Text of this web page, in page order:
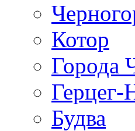
Котор
Города
Герцег-
Будва